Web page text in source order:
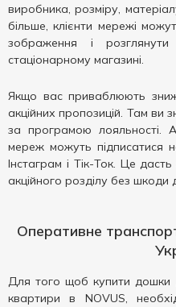
виробника, розміру,
більше, клієнти мережі
зображення і
стаціонарному магазині.
Якщо вас приваблюють
акційних пропозицій. Там ви
за програмою лояльності.
мереж можуть підписатися
Інстаграм і Тік-Ток. Це
акційного розділу без шкоди
Оперативне
Для того щоб купити дошки
квартири в NOVUS,